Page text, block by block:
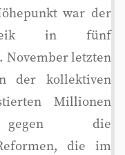
war der
in fünf
November letzten
der kollektiven
Millionen
die
die im